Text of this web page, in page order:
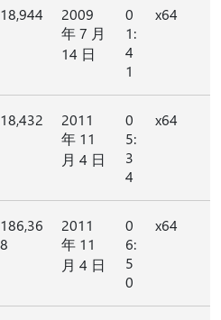
18,944
2009
年 7 月
14 日
0
1:
4
1
x64
18,432
2011
年 11
月 4 日
0
5:
3
4
x64
186,36
8
2011
年 11
月 4 日
0
6:
5
0
x64